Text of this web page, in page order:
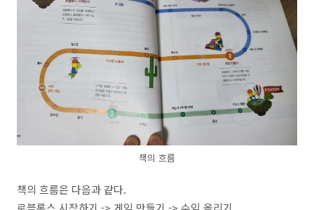
책의 흐름
책의 흐름은 다음과 같다.